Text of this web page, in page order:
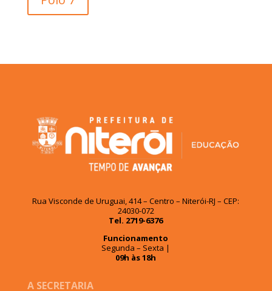
Rua Visconde de Uruguai, 414 – Centro – Niterói-RJ – CEP:
24030-072
Tel. 2719-6376
Funcionamento
Segunda – Sexta |
09h às 18h
A SECRETARIA